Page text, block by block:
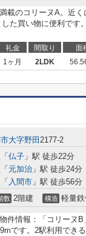
載のコリーヌA。近
た買い物に便利です
礼金 間取り 面
1ヶ月 2LDK
大字野田 2177-2
「 仏子 」駅 徒歩22分
「 元加治 」駅 徒歩24分
「 入間市 」駅 徒歩56分
数 2階建 構造 軽量
件情報：「コリーヌ
です。2駅利用でき